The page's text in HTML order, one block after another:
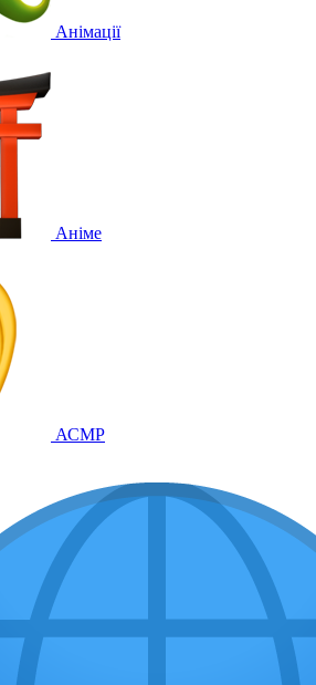
Анімації
Аніме
АСМР